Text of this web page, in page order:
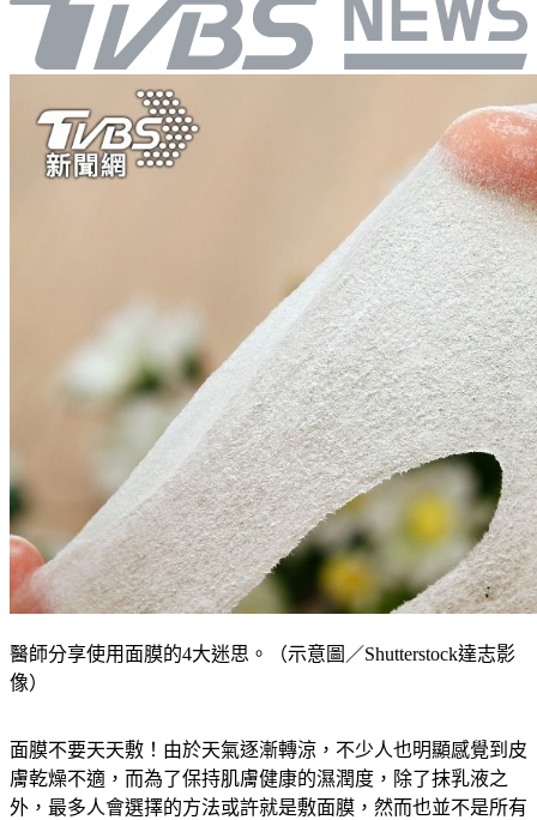
醫師分享使用面膜的4大迷思。（示意圖／Shutterstock達志影
像）
面膜不要天天敷！由於天氣逐漸轉涼，不少人也明顯感覺到皮
膚乾燥不適，而為了保持肌膚健康的濕潤度，除了抹乳液之
外，最多人會選擇的方法或許就是敷面膜，然而也並不是所有